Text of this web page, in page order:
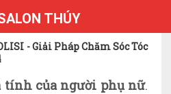
THÚY
- Giải Pháp Chăm Sóc Tóc
tính của người phụ nữ.